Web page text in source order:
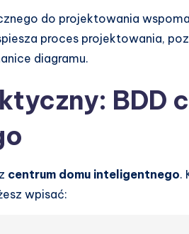
do projektowania
proces projektowania,
diagramu.
BDD
centrum domu inteligentnego.
wpisać: